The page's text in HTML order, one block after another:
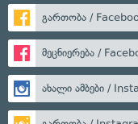
გართობა /
მეცნიერება /
ახალი ამბები /